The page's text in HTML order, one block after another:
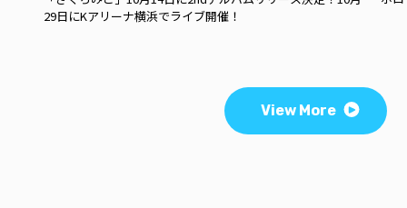
29日にKアリーナ横浜でライブ開催！
View More